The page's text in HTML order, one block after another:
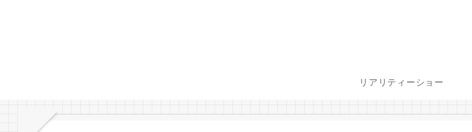
リアリティーショー